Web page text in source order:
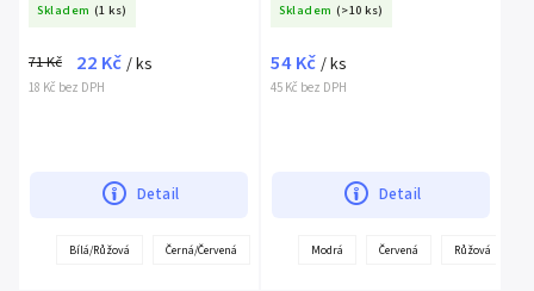
Skladem (1 ks)
18 Kč bez DPH
71 Kč 22 Kč / ks
Detail
Bílá/Růžová Černá/Červená Modrá/Bílá
Skladem (>10 ks)
45 Kč bez DPH
54 Kč / ks
Detail
Modrá Červená Růžová